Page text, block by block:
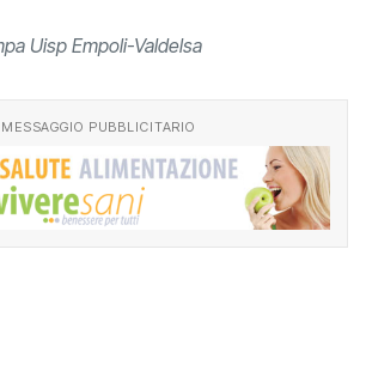
Uisp Empoli-Valdelsa
MESSAGGIO PUBBLICITARIO